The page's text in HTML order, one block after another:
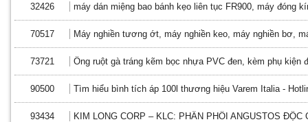
32426 máy dán miệng bao bánh kẹo liên tục FR900, máy đóng
70517 Máy nghiền tương ớt, máy nghiền keo, máy nghiền bơ,
73721 Ống ruột gà tráng kẽm bọc nhựa PVC đen, kèm phụ kiện
90500 Tìm hiểu bình tích áp 100l thương hiệu Varem Italia -
93434 KIM LONG CORP – KLC: PHÂN PHỐI ANGUSTOS